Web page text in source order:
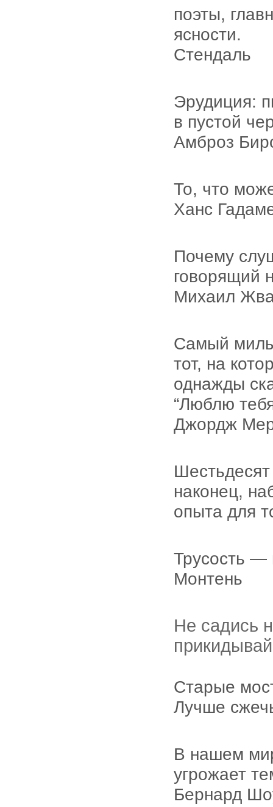
поэты,
ясности.
Стендаль
Эрудиция:
в пустой
Амброз
То, что
Ханс
Почему
говорящий
Михаил
Самый
тот, на
однажды
“Люблю
Джордж
наконец,
опыта для
Трусость —
Монтень
Не садись
Старые
Лучше
В нашем
угрожает
Бернард